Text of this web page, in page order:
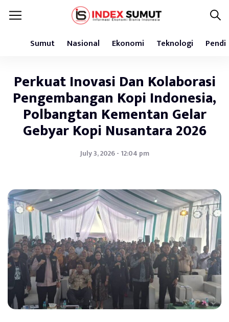
Sumut Nasional Ekonomi Teknologi
Perkuat Inovasi Dan Kolaborasi
Pengembangan Kopi Indonesia,
Polbangtan Kementan Gelar
Gebyar Kopi Nusantara 2026
July 3, 2026 - 12:04 pm